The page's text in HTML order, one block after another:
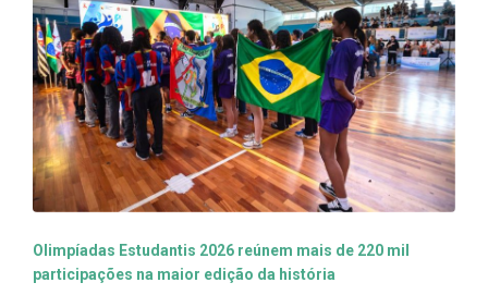
Olimpíadas Estudantis 2026 reúnem mais de 220 mil
participações na maior edição da história